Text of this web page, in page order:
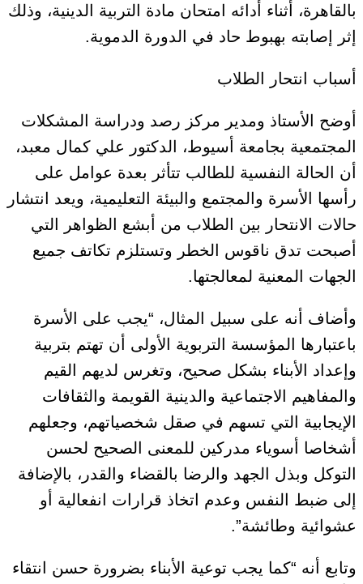
بالقاهرة، أثناء أدائه امتحان مادة التربية الدينية، وذلك
إثر إصابته بهبوط حاد في الدورة الدموية.
أسباب انتحار الطلاب
أوضح الأستاذ ومدير مركز رصد ودراسة المشكلات
المجتمعية بجامعة أسيوط، الدكتور علي كمال معبد،
أن الحالة النفسية للطالب تتأثر بعدة عوامل على
رأسها الأسرة والمجتمع والبيئة التعليمية، ويعد انتشار
حالات الانتحار بين الطلاب من أبشع الظواهر التي
أصبحت تدق ناقوس الخطر وتستلزم تكاتف جميع
الجهات المعنية لمعالجتها.
وأضاف أنه على سبيل المثال، “يجب على الأسرة
باعتبارها المؤسسة التربوية الأولى أن تهتم بتربية
وإعداد الأبناء بشكل صحيح، وتغرس لديهم القيم
والمفاهيم الاجتماعية والدينية القويمة والثقافات
الإيجابية التي تسهم في صقل شخصياتهم، وجعلهم
أشخاصا أسوياء مدركين للمعنى الصحيح لحسن
التوكل وبذل الجهد والرضا بالقضاء والقدر، بالإضافة
إلى ضبط النفس وعدم اتخاذ قرارات انفعالية أو
عشوائية وطائشة”.
وتابع أنه “كما يجب توعية الأبناء بضرورة حسن انتقاء